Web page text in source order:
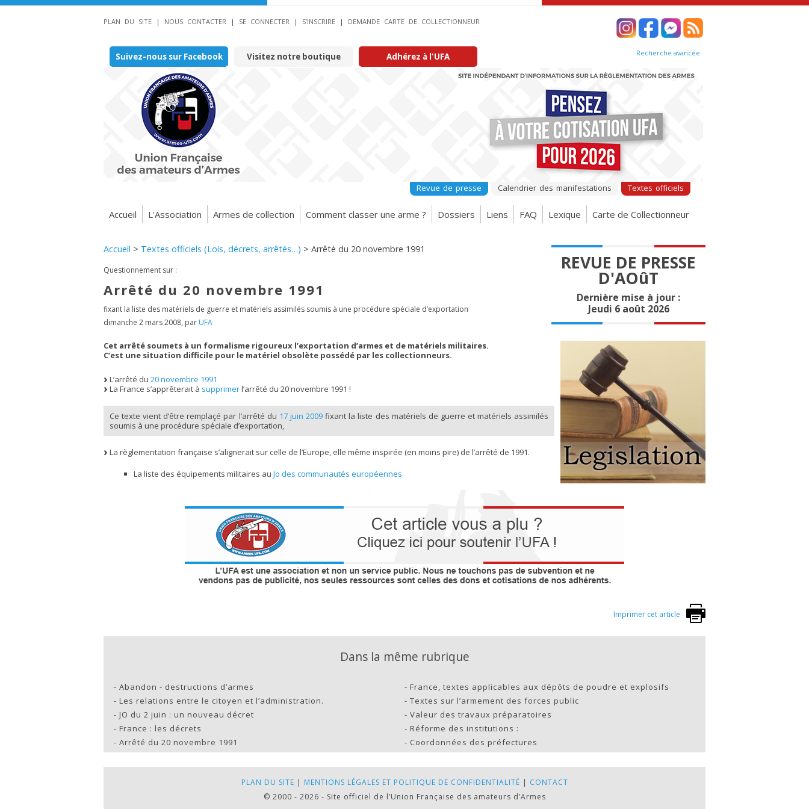
PLAN DU SITE | NOUS CONTACTER | SE CONNECTER | S’INSCRIRE | DEMANDE CARTE DE COLLECTIONNEUR
Suivez-nous sur Facebook Visitez notre boutique Adhérez à l'UFA Recherche avancée
Revue de presse Calendrier des manifestations Textes officiels
Accueil L'Association Armes de collection Comment classer une arme ? Dossiers Liens FAQ Lexique Carte de Collectionneur
REVUE DE PRESSE
D'AOûT
Dernière mise à jour :
Jeudi 6 août 2026
Accueil > Textes officiels (Lois, décrets, arrêtés…) > Arrêté du 20 novembre 1991
Questionnement sur :
Arrêté du 20 novembre 1991
fixant la liste des matériels de guerre et matériels assimilés soumis à une procédure spéciale d’exportation
dimanche 2 mars 2008, par UFA
Cet arrêté soumets à un formalisme rigoureux l’exportation d’armes et de matériels militaires.
C’est une situation difficile pour le matériel obsolète possédé par les collectionneurs.
L’arrêté du 20 novembre 1991
La France s’apprêterait à supprimerl’arrêté du 20 novembre 1991 !
Ce texte vient d’être remplaçé par l’arrêté du 17 juin 2009 fixant la liste des matériels de guerre et matériels assimilés
soumis à une procédure spéciale d’exportation,
La règlementation française s’alignerait sur celle de l’Europe, elle même inspirée (en moins pire) de l’arrêté de 1991.
La liste des équipements militaires au Jo des communautés européennes
Imprimer cet article
Dans la même rubrique
- Abandon - destructions d’armes - France, textes applicables aux dépôts de poudre et explosifs
- Les relations entre le citoyen et l’administration. - Textes sur l’armement des forces public
- JO du 2 juin : un nouveau décret - Valeur des travaux préparatoires
- France : les décrets - Réforme des institutions :
- Arrêté du 20 novembre 1991 - Coordonnées des préfectures
PLAN DU SITE | MENTIONS LÉGALES ET POLITIQUE DE CONFIDENTIALITÉ | CONTACT
© 2000 - 2026 - Site officiel de l’Union Française des amateurs d’Armes